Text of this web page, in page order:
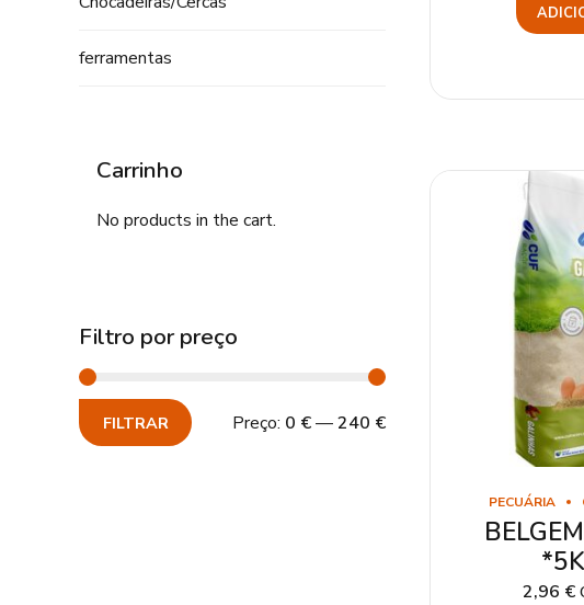
PECUÁRIA
2,96 €
ferramentas
Carrinho
No products in the cart.
Filtro por preço
FILTRAR Preço: 0 €—240 €